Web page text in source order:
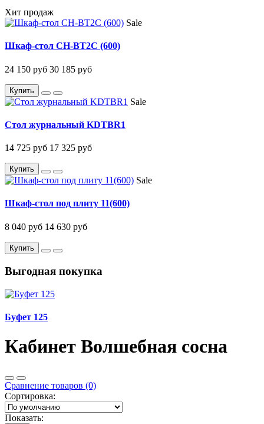
Хит продаж
Sale
Шкаф-стол CH-BT2C (600)
24 150 руб 30 185 руб
Купить
Sale
Стол журнальный KDTBR1
14 725 руб 17 325 руб
Купить
Sale
Шкаф-стол под плиту 11(600)
8 040 руб 14 630 руб
Купить
Выгодная покупка
Буфет 125
Кабинет Волшебная сосна
Сравнение товаров (0)
Сортировка:
Показать: